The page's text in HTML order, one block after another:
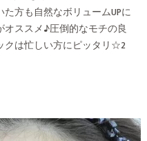
方も自然なボリュームUPに
ススメ♪圧倒的なモチの良
クは忙しい方にピッタリ☆2